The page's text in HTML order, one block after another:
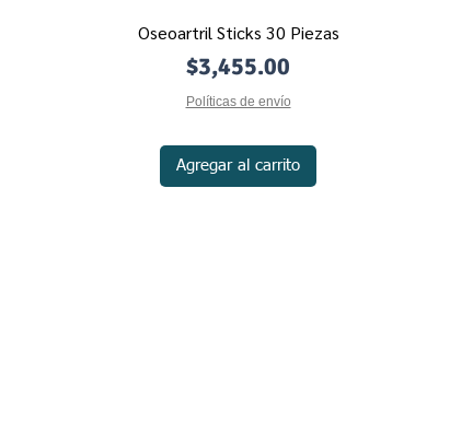
Vista rápida
Oseoartril Sticks 30 Piezas
Precio
$3,455.00
Políticas de envío
Agregar al carrito